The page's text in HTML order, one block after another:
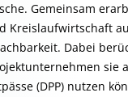
Gemeinsam
Kreislaufwirtschaft
Dabei
sie
(DPP) nutzen